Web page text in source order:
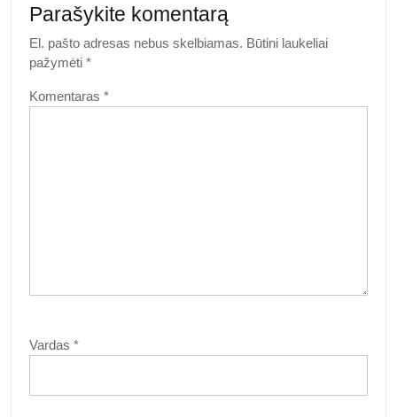
Parašykite komentarą
El. pašto adresas nebus skelbiamas. Būtini laukeliai
pažymėti *
Komentaras *
Vardas *